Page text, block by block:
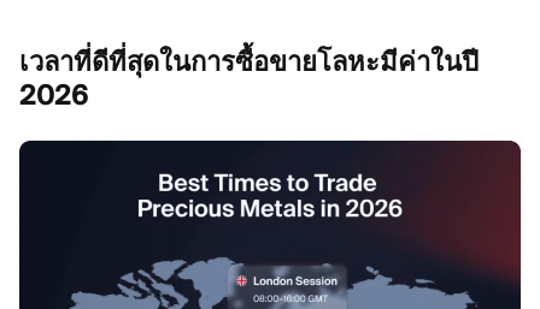
เวลาที่ดีที่สุดในการซื้อขายโลหะมีค่าในปี
2026